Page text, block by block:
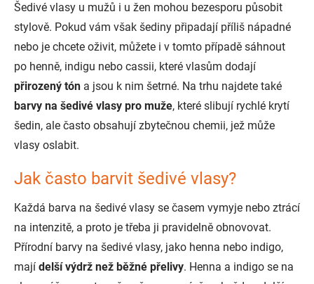
Šedivé vlasy u mužů i u žen mohou bezesporu působit
stylově. Pokud vám však šediny připadají příliš nápadné
nebo je chcete oživit, můžete i v tomto případě sáhnout
po henně, indigu nebo cassii, které vlasům dodají
přirozený tón a jsou k nim šetrné. Na trhu najdete také
barvy na šedivé vlasy pro muže, které slibují rychlé krytí
šedin, ale často obsahují zbytečnou chemii, jež může
vlasy oslabit.
Jak často barvit šedivé vlasy?
Každá barva na šedivé vlasy se časem vymyje nebo ztrácí
na intenzitě, a proto je třeba ji pravidelně obnovovat.
Přírodní barvy na šedivé vlasy, jako henna nebo indigo,
mají delší výdrž než běžné přelivy. Henna a indigo se na